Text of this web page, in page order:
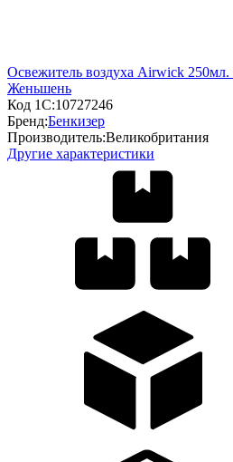
Освежитель воздуха Airwick
Женьшень
Код 1С:10727246
Бренд:Бенкизер
Производитель:Великобритания
Другие характеристики